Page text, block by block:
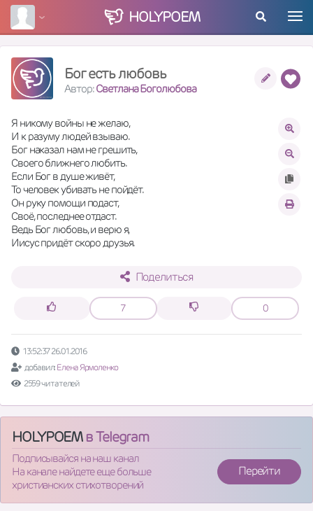
HOLYPOEM
Бог есть любовь
Автор:Светлана Боголюбова
Я никому войны не желаю,
И к разуму людей взываю.
Бог наказал нам не грешить,
Своего ближнего любить.
Если Бог в душе живёт,
То человек убивать не пойдёт.
Он руку помощи подаст,
Своё, последнее отдаст.
Ведь Бог любовь, и верю я,
Иисус придёт скоро друзья.
Поделиться
7 0
13:52:37 26.01.2016
добавил: Елена Ярмоленко
2559 читателей
HOLYPOEMв Telegram
Подписывайся на наш канал
На канале найдете еще больше
христианских стихотворений
Перейти